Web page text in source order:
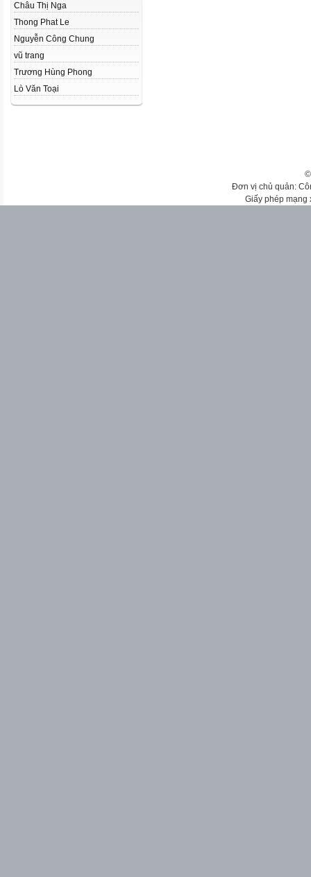
Châu Thị Nga
Thong Phat Le
Nguyễn Công Chung
vũ trang
Trương Hùng Phong
Lò Văn Toại
Đơn vị chủ quản:
Giấy phép mạng